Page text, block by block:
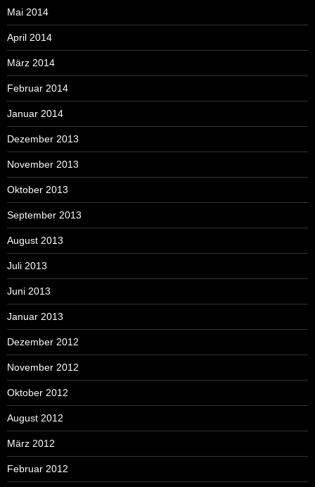
Mai 2014
April 2014
März 2014
Februar 2014
Januar 2014
Dezember 2013
November 2013
Oktober 2013
September 2013
August 2013
Juli 2013
Juni 2013
Januar 2013
Dezember 2012
November 2012
Oktober 2012
August 2012
März 2012
Februar 2012